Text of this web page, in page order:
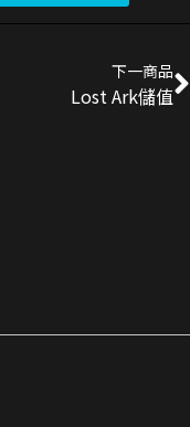
下一商品
Lost Ark儲值